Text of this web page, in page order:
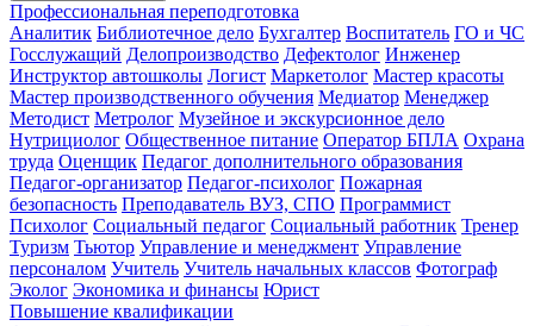
Профессиональная переподготовка
Аналитик Библиотечное дело Бухгалтер Воспитатель ГО и ЧС
Госслужащий Делопроизводство Дефектолог Инженер
Инструктор автошколы Логист Маркетолог Мастер красоты
Мастер производственного обучения Медиатор Менеджер
Методист Метролог Музейное и экскурсионное дело
Нутрициолог Общественное питание Оператор БПЛА Охрана
труда Оценщик Педагог дополнительного образования
Педагог-организатор Педагог-психолог Пожарная
безопасность Преподаватель ВУЗ, СПО Программист
Психолог Социальный педагог Социальный работник Тренер
Туризм Тьютор Управление и менеджмент Управление
персоналом Учитель Учитель начальных классов Фотограф
Эколог Экономика и финансы Юрист
Повышение квалификации